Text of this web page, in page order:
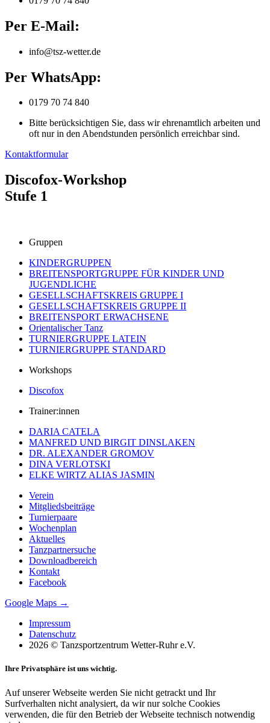
Per E-Mail:
info@tsz-wetter.de
Per WhatsApp:
0179 70 74 840
Bitte berücksichtigen Sie, dass wir ehrenamtlich arbeiten und
oft nur in den Abendstunden persönlich erreichbar sind.
Kontaktformular
Discofox-Workshop
Stufe 1
Gruppen
KINDERGRUPPEN
BREITENSPORTGRUPPE FÜR KINDER UND
JUGENDLICHE
GESELLSCHAFTSKREIS GRUPPE I
GESELLSCHAFTSKREIS GRUPPE II
BREITENSPORT ERWACHSENE
Orientalischer Tanz
TURNIERGRUPPE LATEIN
TURNIERGRUPPE STANDARD
Workshops
Discofox
Trainer:innen
DARIA CATELA
MANFRED UND BIRGIT DINSLAKEN
DR. ALEXANDER GROMOV
DINA VERLOTSKI
ELKE WIRTZ ALIAS JASMIN
Verein
Mitgliedsbeiträge
Turnierpaare
Wochenplan
Aktuelles
Tanzpartnersuche
Downloadbereich
Kontakt
Facebook
Google Maps →
Impressum
Datenschutz
2026 © Tanzsportzentrum Wetter-Ruhr e.V.
Ihre Privatsphäre ist uns wichtig.
Auf unserer Webseite werden Sie nicht getrackt und Ihr
Surfverhalten nicht analysiert, da wir nur solche Cookies
verwenden, die für den Betrieb der Webseite technisch notwendig